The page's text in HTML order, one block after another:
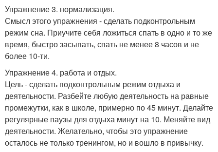
Упражнение 3. нормализация.
Смысл этого упражнения - сделать подконтрольным
режим сна. Приучите себя ложиться спать в одно и то же
время, быстро засыпать, спать не менее 8 часов и не
более 10-ти.
Упражнение 4. работа и отдых.
Цель - сделать подконтрольным режим отдыха и
деятельности. Разбейте любую деятельность на равные
промежутки, как в школе, примерно по 45 минут. Делайте
регулярные паузы для отдыха минут на 10. Меняйте вид
деятельности. Желательно, чтобы это упражнение
осталось не только тренингом, но и вошло в привычку.